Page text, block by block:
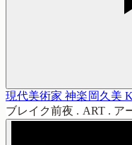
現代美術家 神楽岡久美
ブレイク前夜 . ART . ア